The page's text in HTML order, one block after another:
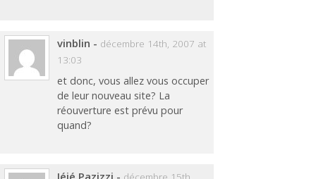
vinblin - décembre 14th, 2007 at
13:03
et donc, vous allez vous occuper
de leur nouveau site? La
réouverture est prévu pour
quand?
Jéjé Pazizzi -